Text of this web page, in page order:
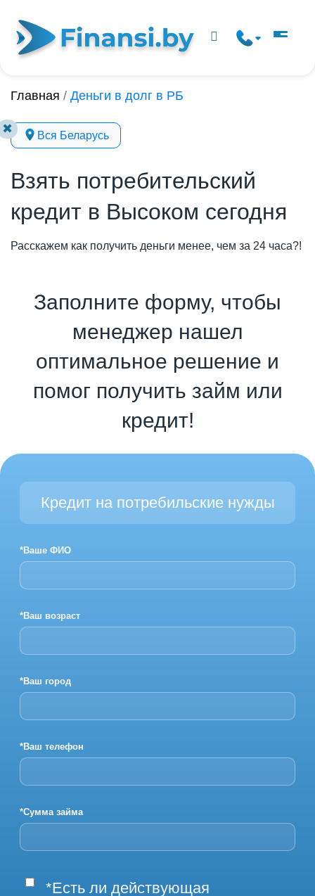
✖
Главная / Деньги в долг в РБ
Вся Беларусь
Взять потребительский
кредит в Высоком сегодня
Расскажем как получить деньги менее, чем за 24 часа?!
Заполните форму, чтобы
менеджер нашел
оптимальное решение и
помог получить займ или
кредит!
Кредит на потребильские нужды
*Ваше ФИО
*Ваш возраст
*Ваш город
*Ваш телефон
*Сумма займа
*Есть ли действующая